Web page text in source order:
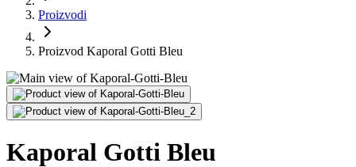
Proizvodi
Proizvod Kaporal Gotti Bleu
Kaporal Gotti Bleu